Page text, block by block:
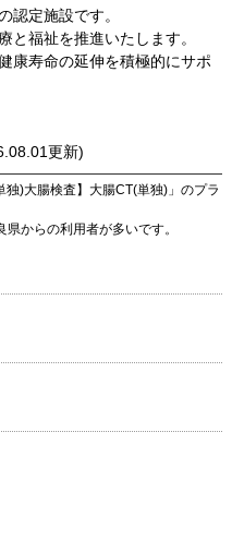
認定施設です。
と福祉を推進いたします。
康寿命の延伸を積極的にサポ
更新)
独)大腸検査】大腸CT(単独)」のプラ
県からの利用者が多いです。